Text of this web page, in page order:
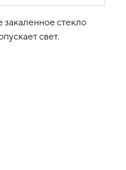
закаленное стекло
свет.